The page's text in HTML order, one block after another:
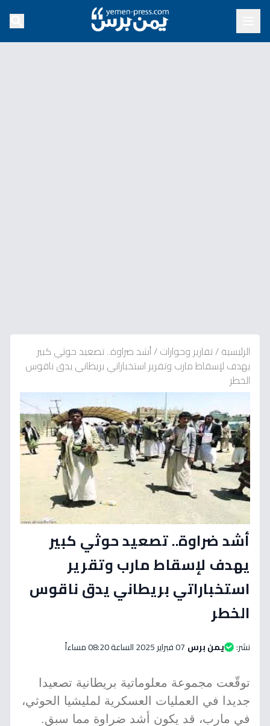
الرئيسية/تقارير وحوارات/أشد ضراوة.. تصعيد حوثي كبير
يهدف لإسقاط مارب وتقرير استخباراتي بريطاني يدق ناقوس
الخطر
أشد ضراوة.. تصعيد حوثي كبير
يهدف لإسقاط مارب وتقرير
استخباراتي بريطاني يدق ناقوس
الخطر
نشر: يمن برس 07 فبراير 2025 الساعة 08:20 مساءاً
توقّعت مجموعة معلوماتية بريطانية تصعيدا
جديدا في العمليات العسكرية لمليشيا الحوثي،
في مارب، قد يكون أشد ضراوة مما سبق.